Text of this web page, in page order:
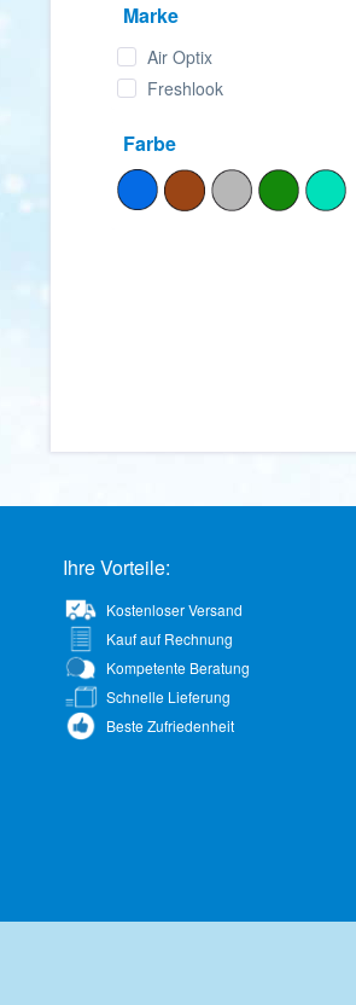
Marke
Air Optix
Freshlook
Farbe
Ihre Vorteile:
Kostenloser Versand
Kauf auf Rechnung
Kompetente Beratung
Schnelle Lieferung
Beste Zufriedenheit